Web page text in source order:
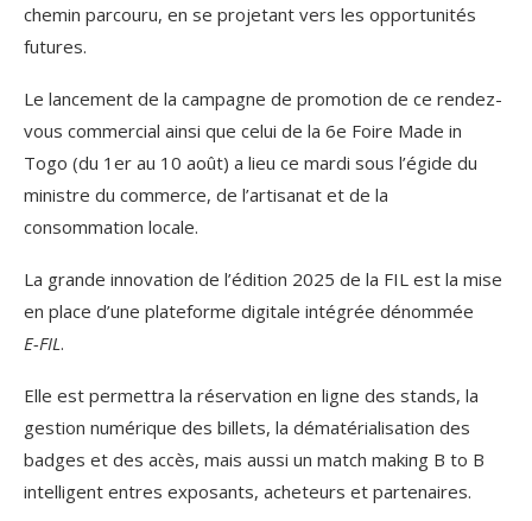
chemin parcouru, en se projetant vers les opportunités
futures.
Le lancement de la campagne de promotion de ce rendez-
vous commercial ainsi que celui de la 6e Foire Made in
Togo (du 1er au 10 août) a lieu ce mardi sous l’égide du
ministre du commerce, de l’artisanat et de la
consommation locale.
La grande innovation de l’édition 2025 de la FIL est la mise
en place d’une plateforme digitale intégrée dénommée
E-FIL .
Elle est permettra la réservation en ligne des stands, la
gestion numérique des billets, la dématérialisation des
badges et des accès, mais aussi un match making B to B
intelligent entres exposants, acheteurs et partenaires.